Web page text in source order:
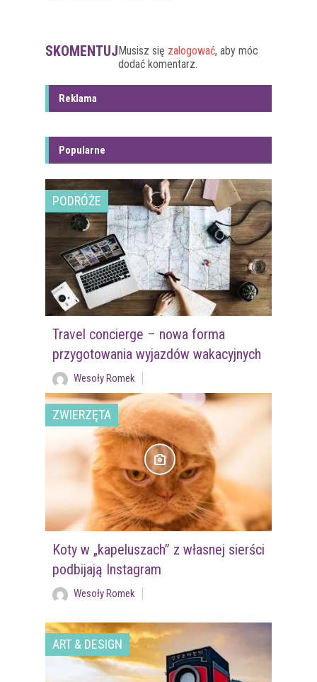
SKOMENTUJMusisz się zalogować, aby móc
dodać komentarz.
Reklama
Popularne
PODRÓŻE
Travel concierge – nowa forma
przygotowania wyjazdów wakacyjnych
Wesoły Romek
ZWIERZĘTA
Koty w „kapeluszach” z własnej sierści
podbijają Instagram
Wesoły Romek
ART & DESIGN